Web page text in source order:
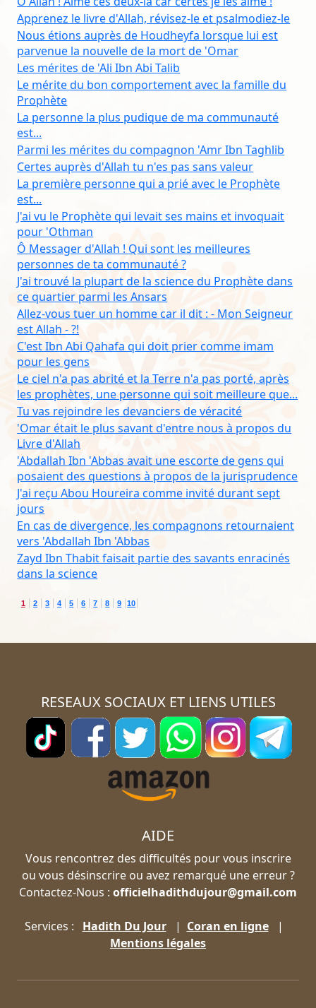
Apprenez le livre d'Allah, révisez-le et psalmodiez-le
Nous étions auprès de Houdheyfa lorsque lui est
parvenue la nouvelle de la mort de 'Omar
Les mérites de 'Ali Ibn Abi Talib
Le mérite du bon comportement avec la famille du
Prophète
La personne la plus pudique de ma communauté
est...
Parmi les mérites du compagnon 'Amr Ibn Taghlib
Certes auprès d'Allah tu n'es pas sans valeur
La première personne qui a prié avec le Prophète
est...
J'ai vu le Prophète qui levait ses mains et invoquait
pour 'Othman
Ô Messager d'Allah ! Qui sont les meilleures
personnes de ta communauté ?
J'ai trouvé la plupart de la science du Prophète dans
ce quartier parmi les Ansars
Allez-vous tuer un homme car il dit : - Mon Seigneur
est Allah - ?!
C'est Ibn Abi Qahafa qui doit prier comme imam
pour les gens
Le ciel n'a pas abrité et la Terre n'a pas porté, après
les prophètes, une personne qui soit meilleure que...
Tu vas rejoindre les devanciers de véracité
'Omar était le plus savant d'entre nous à propos du
Livre d'Allah
'Abdallah Ibn 'Abbas avait une escorte de gens qui
posaient des questions à propos de la jurisprudence
J'ai reçu Abou Houreira comme invité durant sept
jours
En cas de divergence, les compagnons retournaient
vers 'Abdallah Ibn 'Abbas
Zayd Ibn Thabit faisait partie des savants enracinés
dans la science
1 2 3 4 5 6 7 8 9 10
RESEAUX SOCIAUX ET LIENS UTILES
AIDE
Vous rencontrez des difficultés pour vous inscrire
ou vous désinscrire ou avez remarqué une erreur ?
Contactez-Nous : officielhadithdujour@gmail.com
Services : Hadith Du Jour| Coran en ligne|
Mentions légales